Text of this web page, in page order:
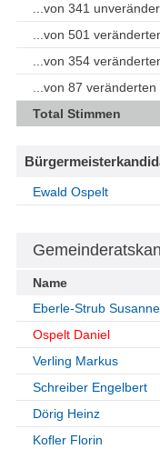
...von 341
...von 501
...von 354
...von 87
Total Stimmen
Ewald Ospelt
Name
Eberle-Strub Susanne
Ospelt Daniel
Verling Markus
Schreiber Engelbert
Dörig Heinz
Kofler Florin